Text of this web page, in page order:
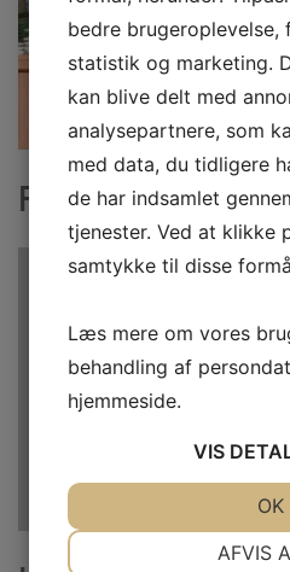
Friluftsliv &
bedre brugeroplevelse,
statistik og marketing.
kan blive delt med
analysepartnere, som
med data, du tidligere
de har indsamlet
tjenester. Ved at klikke
samtykke til disse
Læs mere om vores
behandling af
hjemmeside.
VIS
AFVIS
OK